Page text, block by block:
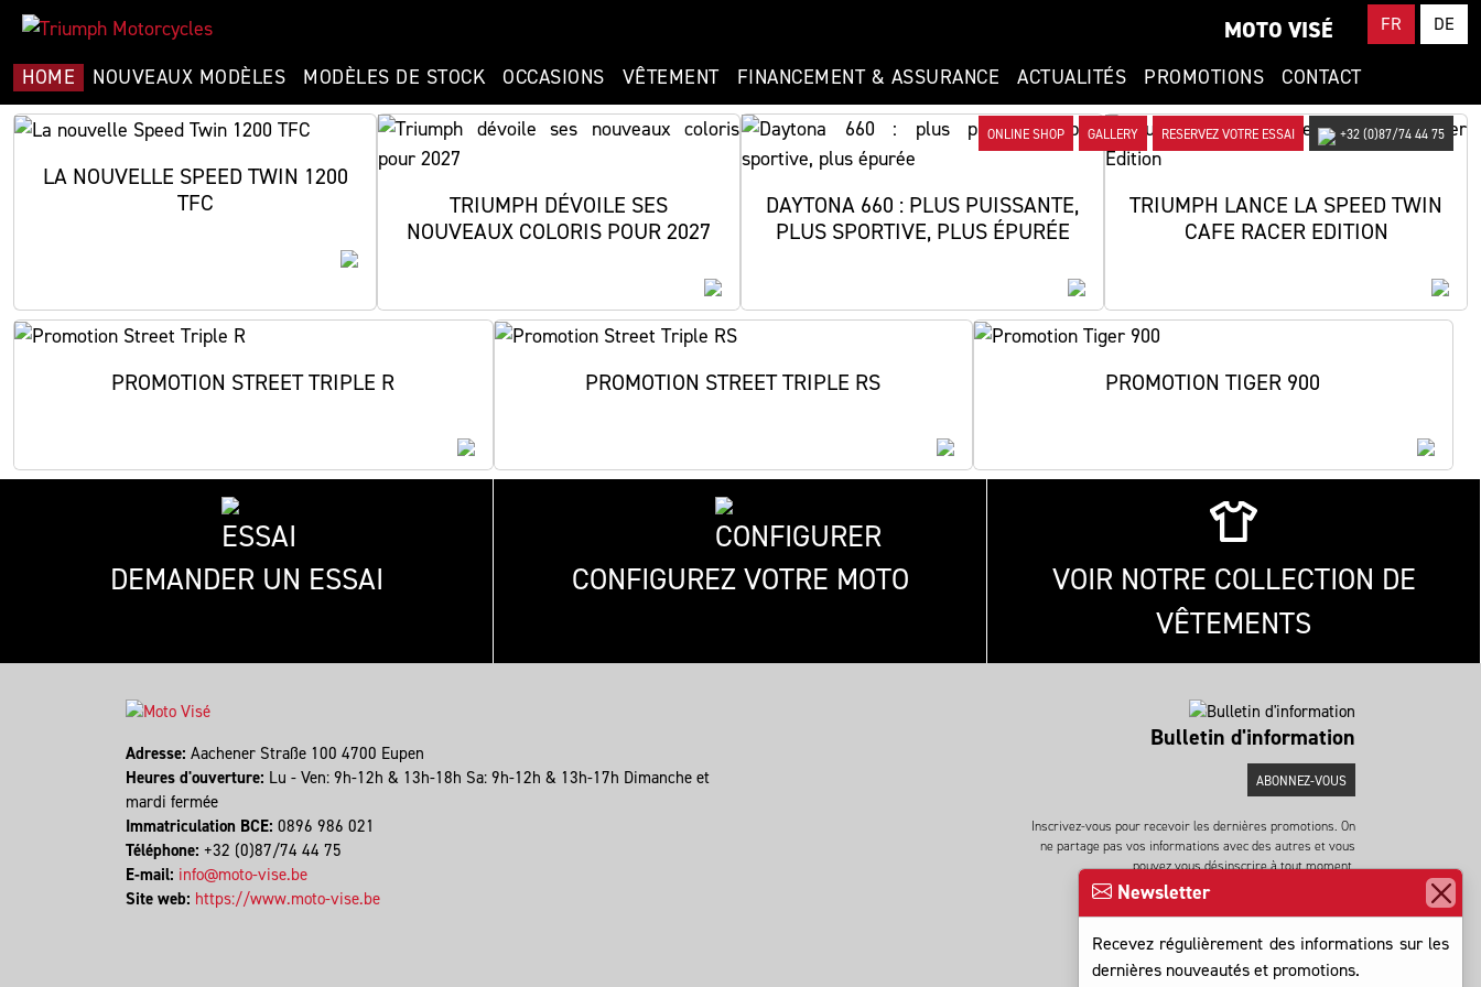
MOTO VISÉ FR DE
HOME NOUVEAUX MODÈLES MODÈLES DE STOCK OCCASIONS VÊTEMENT FINANCEMENT & ASSURANCE ACTUALITÉS PROMOTIONS CONTACT
ONLINE SHOP GALLERY RESERVEZ VOTRE ESSAI +32 (0)87/74 44 75
LA NOUVELLE SPEED TWIN 1200
TFC
TRIUMPH DÉVOILE SES
NOUVEAUX COLORIS POUR 2027
DAYTONA 660 : PLUS PUISSANTE,
PLUS SPORTIVE, PLUS ÉPURÉE
TRIUMPH LANCE LA SPEED TWIN
CAFE RACER EDITION
PROMOTION STREET TRIPLE R PROMOTION STREET TRIPLE RS PROMOTION TIGER 900
DEMANDER UN ESSAI CONFIGUREZ VOTRE MOTO
VOIR NOTRE COLLECTION DE
VÊTEMENTS
Newsletter
Recevez régulièrement des informations sur les
dernières nouveautés et promotions.
Adresse: Aachener Straße 100 4700 Eupen
Heures d'ouverture: Lu - Ven: 9h-12h & 13h-18h Sa: 9h-12h & 13h-17h Dimanche et
mardi fermée
Immatriculation BCE: 0896 986 021
Téléphone: +32 (0)87/74 44 75
E-mail: info@moto-vise.be
Site web: https://www.moto-vise.be
Bulletin d'information
ABONNEZ-VOUS
Inscrivez-vous pour recevoir les dernières promotions. On
ne partage pas vos informations avec des autres et vous
pouvez vous désinscrire à tout moment.